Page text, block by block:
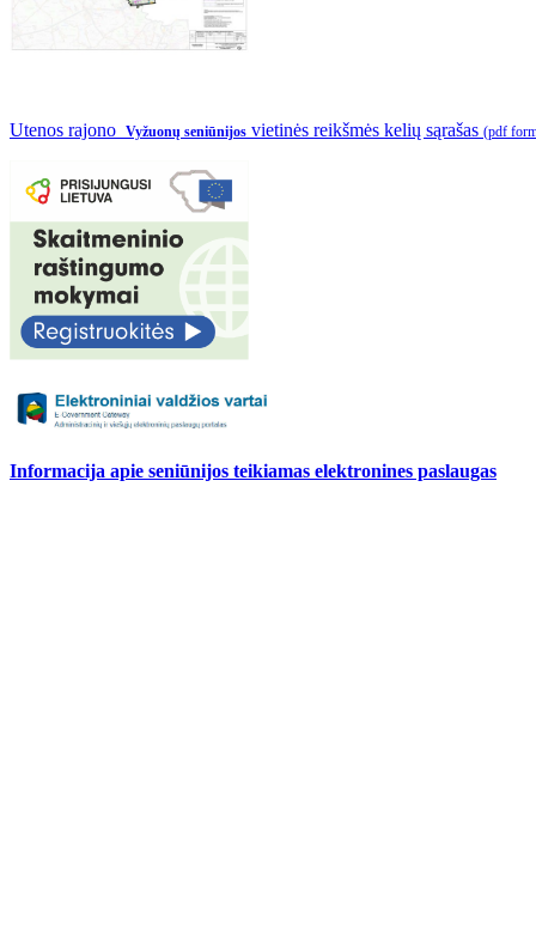
Utenos rajono Vyžuonų seniūnijos vietinės reikšmės kelių sąrašas (pdf
Informacija apie seniūnijos teikiamas elektronines paslaugas